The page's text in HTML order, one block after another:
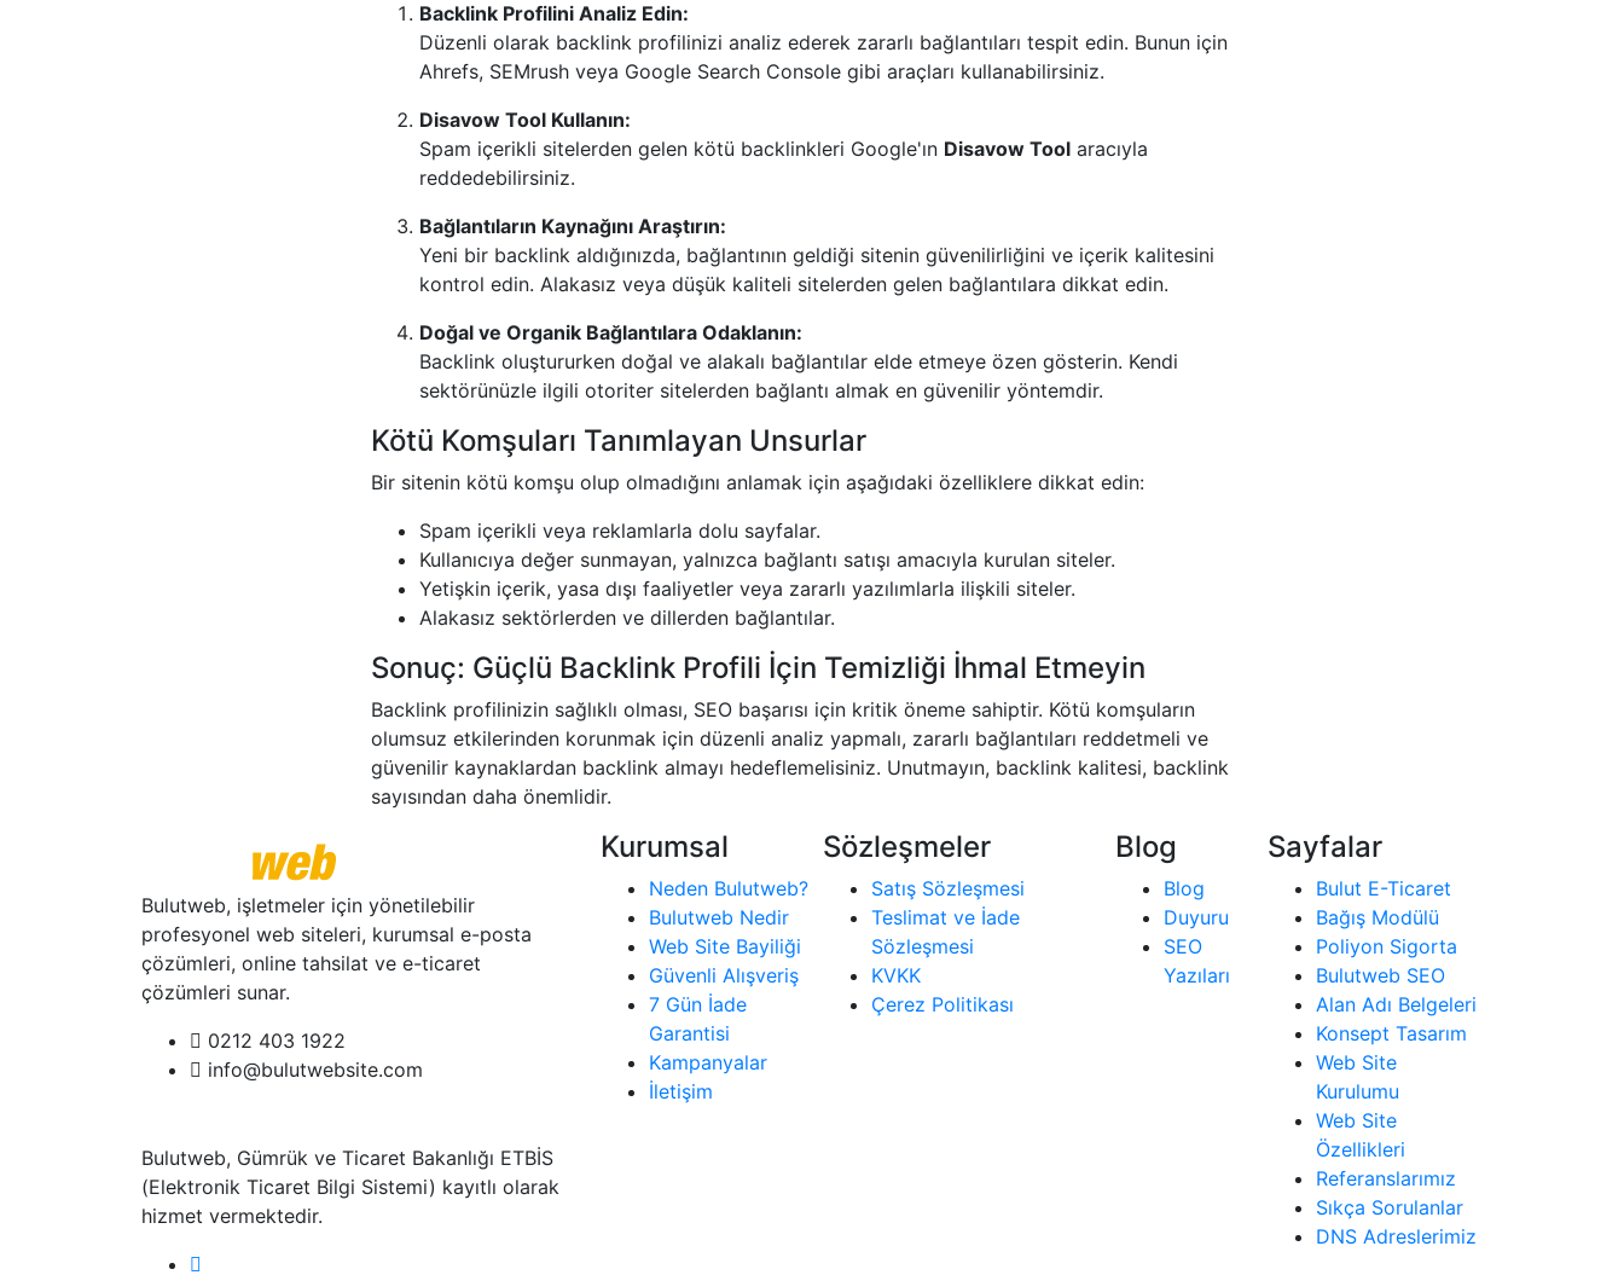
Backlink Profilini Analiz Edin:
Düzenli olarak backlink profilinizi analiz ederek zararlı bağlantıları tespit edin. Bunun için
Ahrefs, SEMrush veya Google Search Console gibi araçları kullanabilirsiniz.
Disavow Tool Kullanın:
Spam içerikli sitelerden gelen kötü backlinkleri Google'ın Disavow Tool aracıyla
reddedebilirsiniz.
Bağlantıların Kaynağını Araştırın:
Yeni bir backlink aldığınızda, bağlantının geldiği sitenin güvenilirliğini ve içerik kalitesini
kontrol edin. Alakasız veya düşük kaliteli sitelerden gelen bağlantılara dikkat edin.
Doğal ve Organik Bağlantılara Odaklanın:
Backlink oluştururken doğal ve alakalı bağlantılar elde etmeye özen gösterin. Kendi
sektörünüzle ilgili otoriter sitelerden bağlantı almak en güvenilir yöntemdir.
Kötü Komşuları Tanımlayan Unsurlar
Bir sitenin kötü komşu olup olmadığını anlamak için aşağıdaki özelliklere dikkat edin:
Spam içerikli veya reklamlarla dolu sayfalar.
Kullanıcıya değer sunmayan, yalnızca bağlantı satışı amacıyla kurulan siteler.
Yetişkin içerik, yasa dışı faaliyetler veya zararlı yazılımlarla ilişkili siteler.
Alakasız sektörlerden ve dillerden bağlantılar.
Sonuç: Güçlü Backlink Profili İçin Temizliği İhmal Etmeyin
Backlink profilinizin sağlıklı olması, SEO başarısı için kritik öneme sahiptir. Kötü komşuların
olumsuz etkilerinden korunmak için düzenli analiz yapmalı, zararlı bağlantıları reddetmeli ve
güvenilir kaynaklardan backlink almayı hedeflemelisiniz. Unutmayın, backlink kalitesi, backlink
sayısından daha önemlidir.
Bulutweb, işletmeler için yönetilebilir
profesyonel web siteleri, kurumsal e-posta
çözümleri, online tahsilat ve e-ticaret
çözümleri sunar.
0212 403 1922
info@bulutwebsite.com
Bulutweb, Gümrük ve Ticaret Bakanlığı ETBİS
(Elektronik Ticaret Bilgi Sistemi) kayıtlı olarak
hizmet vermektedir.
Kurumsal
Neden Bulutweb?
Bulutweb Nedir
Web Site Bayiliği
Güvenli Alışveriş
7 Gün İade
Garantisi
Kampanyalar
İletişim
Sözleşmeler
Satış Sözleşmesi
Teslimat ve İade
Sözleşmesi
KVKK
Çerez Politikası
Blog
Blog
Duyuru
SEO
Yazıları
Sayfalar
Bulut E-Ticaret
Bağış Modülü
Poliyon Sigorta
Bulutweb SEO
Alan Adı Belgeleri
Konsept Tasarım
Web Site
Kurulumu
Web Site
Özellikleri
Referanslarımız
Sıkça Sorulanlar
DNS Adreslerimiz